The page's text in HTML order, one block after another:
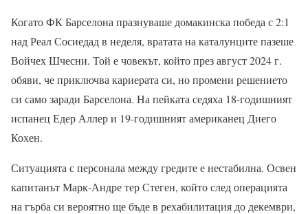
Когато ФК Барселона празнуваше домакинска победа с 2:1
над Реал Сосиедад в неделя, вратата на каталунците пазеше
Войчех Шчесни. Той е човекът, който през август 2024 г.
обяви, че приключва кариерата си, но промени решението
си само заради Барселона. На пейката седяха 18-годишният
испанец Едер Аллер и 19-годишният американец Диего
Кохен.
Ситуацията с персонала между гредите е нестабилна. Освен
капитанът Марк-Андре тер Стеген, който след операцията
на гърба си вероятно ще бъде в рехабилитация до декември,